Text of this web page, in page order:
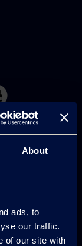
About
ads, to
our traffic.
of our site with